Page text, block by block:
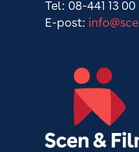
Tel: 08-441 13 00
E-post: